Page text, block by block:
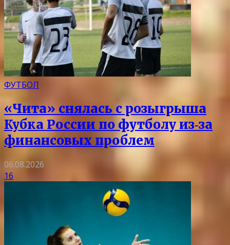
ФУТБОЛ
«Чита» снялась с розыгрыша
Кубка России по футболу из‑за
финансовых проблем
06.08.2026
16